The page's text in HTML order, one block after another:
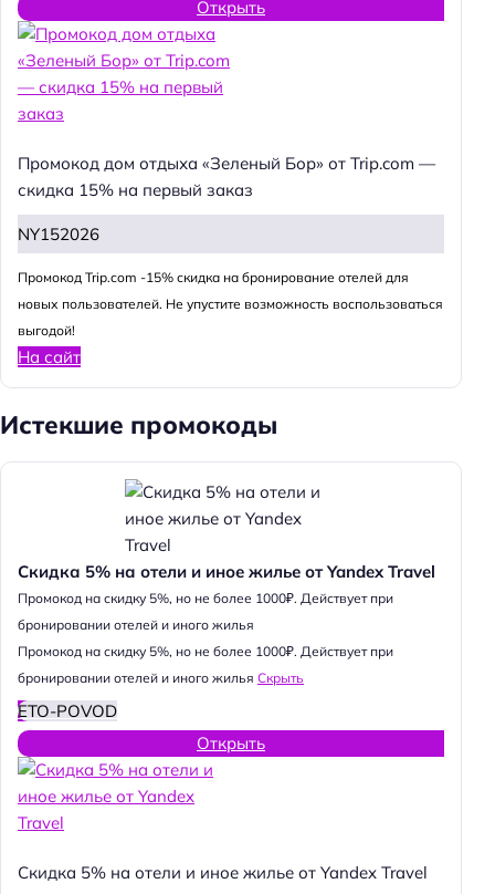
Открыть
Промокод дом отдыха «Зеленый Бор» от Trip.com —
скидка 15% на первый заказ
NY152026
Промокод Trip.com -15% скидка на бронирование отелей для
новых пользователей. Не упустите возможность воспользоваться
выгодой!
На сайт
Истекшие промокоды
Скидка 5% на отели и иное жилье от Yandex Travel
Промокод на скидку 5%, но не более 1000₽. Действует при
бронировании отелей и иного жилья
Промокод на скидку 5%, но не более 1000₽. Действует при
бронировании отелей и иного жилья Скрыть
ETO-POVOD
Открыть
Скидка 5% на отели и иное жилье от Yandex Travel